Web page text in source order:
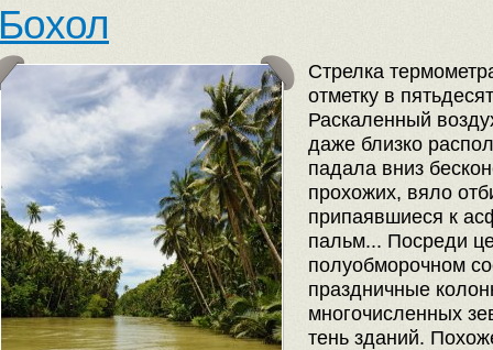
Стрелка
отметку в
Раскаленный
даже близко
падала вниз
прохожих, вяло
припаявшиеся к
пальм... Посреди
полуобморочном
праздничные
многочисленных
тень зданий.